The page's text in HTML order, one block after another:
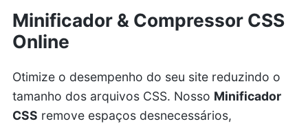
Minificador & Compressor CSS
Online
Otimize o desempenho do seu site reduzindo o
tamanho dos arquivos CSS. Nosso Minificador
CSS remove espaços desnecessários,